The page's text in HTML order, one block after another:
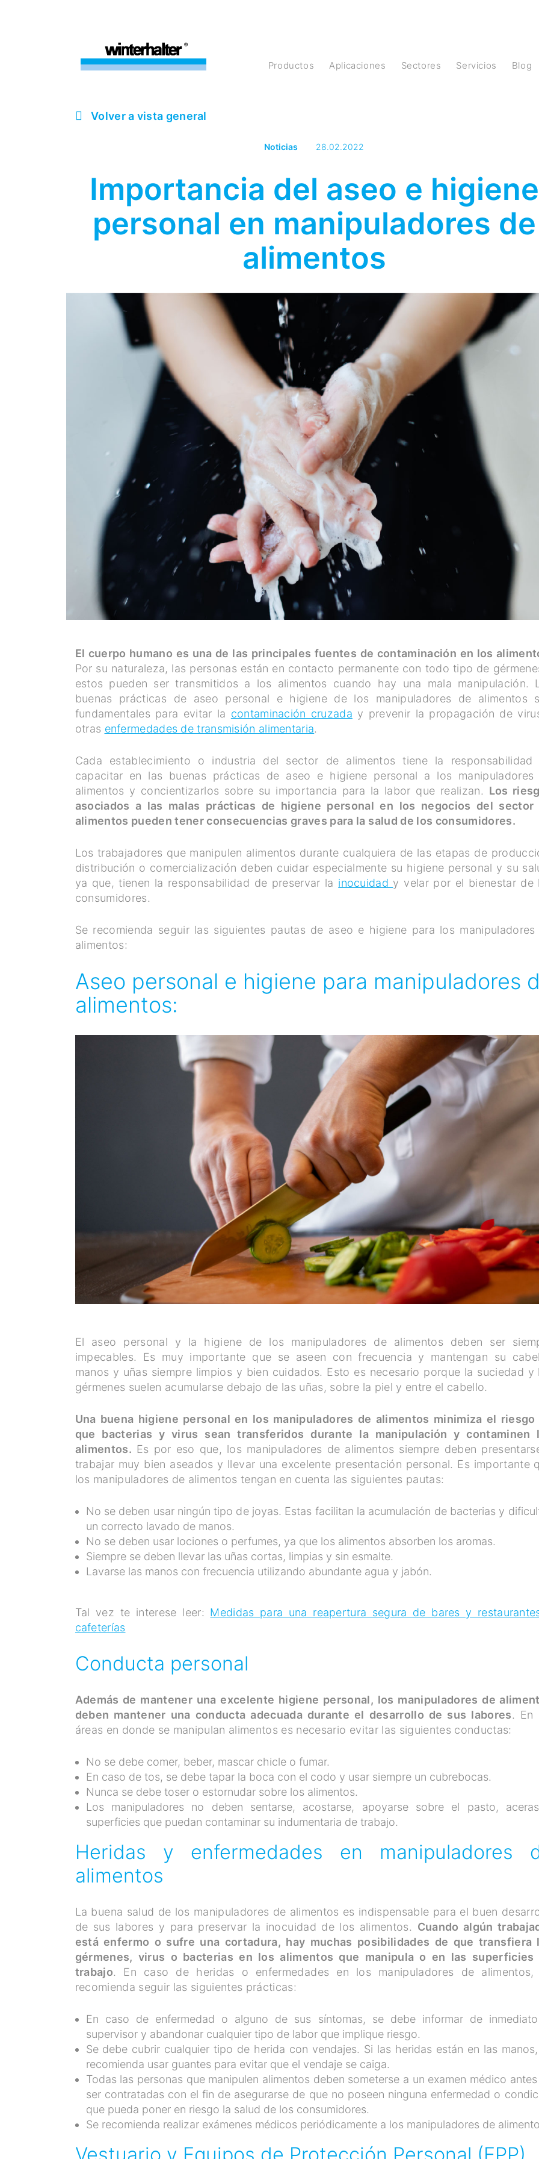
Productos Aplicaciones Sectores Servicios Blog
Volver a vista general
Noticias 28.02.2022
Importancia del aseo e higiene
personal en manipuladores de
alimentos
El cuerpo humano es una de las principales fuentes de contaminación en los
Por su naturaleza, las personas están en contacto permanente con todo tipo de
estos pueden ser transmitidos a los alimentos cuando hay una mala manipulación.
buenas prácticas de aseo personal e higiene de los manipuladores de alimentos
fundamentales para evitar la contaminación cruzada y prevenir la propagación de
otras enfermedades de transmisión alimentaria.
Cada establecimiento o industria del sector de alimentos tiene la responsabilidad
capacitar en las buenas prácticas de aseo e higiene personal a los manipuladores
alimentos y concientizarlos sobre su importancia para la labor que realizan. Los
asociados a las malas prácticas de higiene personal en los negocios del sector
alimentos pueden tener consecuencias graves para la salud de los consumidores.
Los trabajadores que manipulen alimentos durante cualquiera de las etapas de
distribución o comercialización deben cuidar especialmente su higiene personal y su
ya que, tienen la responsabilidad de preservar la inocuidad y velar por el bienestar de
consumidores.
Se recomienda seguir las siguientes pautas de aseo e higiene para los manipuladores
alimentos:
Aseo personal e higiene para manipuladores
alimentos:
El aseo personal y la higiene de los manipuladores de alimentos deben ser
impecables. Es muy importante que se aseen con frecuencia y mantengan su
manos y uñas siempre limpios y bien cuidados. Esto es necesario porque la suciedad y
gérmenes suelen acumularse debajo de las uñas, sobre la piel y entre el cabello.
Una buena higiene personal en los manipuladores de alimentos minimiza el riesgo
que bacterias y virus sean transferidos durante la manipulación y contaminen
alimentos. Es por eso que, los manipuladores de alimentos siempre deben
trabajar muy bien aseados y llevar una excelente presentación personal. Es importante
los manipuladores de alimentos tengan en cuenta las siguientes pautas:
No se deben usar ningún tipo de joyas. Estas facilitan la acumulación de bacterias y
un correcto lavado de manos.
No se deben usar lociones o perfumes, ya que los alimentos absorben los aromas.
Siempre se deben llevar las uñas cortas, limpias y sin esmalte.
Lavarse las manos con frecuencia utilizando abundante agua y jabón.
Tal vez te interese leer: Medidas para una reapertura segura de bares y
cafeterías
Conducta personal
Además de mantener una excelente higiene personal, los manipuladores de
deben mantener una conducta adecuada durante el desarrollo de sus labores. En
áreas en donde se manipulan alimentos es necesario evitar las siguientes conductas:
No se debe comer, beber, mascar chicle o fumar.
En caso de tos, se debe tapar la boca con el codo y usar siempre un cubrebocas.
Nunca se debe toser o estornudar sobre los alimentos.
Los manipuladores no deben sentarse, acostarse, apoyarse sobre el pasto,
superficies que puedan contaminar su indumentaria de trabajo.
Heridas y enfermedades en manipuladores
alimentos
La buena salud de los manipuladores de alimentos es indispensable para el buen
de sus labores y para preservar la inocuidad de los alimentos. Cuando algún
está enfermo o sufre una cortadura, hay muchas posibilidades de que transfiera
gérmenes, virus o bacterias en los alimentos que manipula o en las superficies
trabajo. En caso de heridas o enfermedades en los manipuladores de alimentos,
recomienda seguir las siguientes prácticas:
En caso de enfermedad o alguno de sus síntomas, se debe informar de
supervisor y abandonar cualquier tipo de labor que implique riesgo.
Se debe cubrir cualquier tipo de herida con vendajes. Si las heridas están en las
recomienda usar guantes para evitar que el vendaje se caiga.
Todas las personas que manipulen alimentos deben someterse a un examen médico
ser contratadas con el fin de asegurarse de que no poseen ninguna enfermedad o
que pueda poner en riesgo la salud de los consumidores.
Se recomienda realizar exámenes médicos periódicamente a los manipuladores de